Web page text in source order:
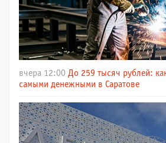
вчера 12:00 До 259 тысяч рублей:
самыми денежными в Саратове